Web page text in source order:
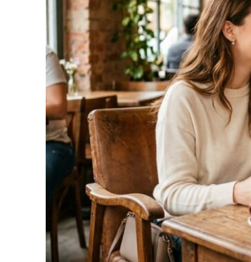
manter
canais
de
comunicação
ativos
com
os
seus
vários
púbicos.